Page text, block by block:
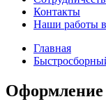
Контакты
Наши работы
Главная
Оформление